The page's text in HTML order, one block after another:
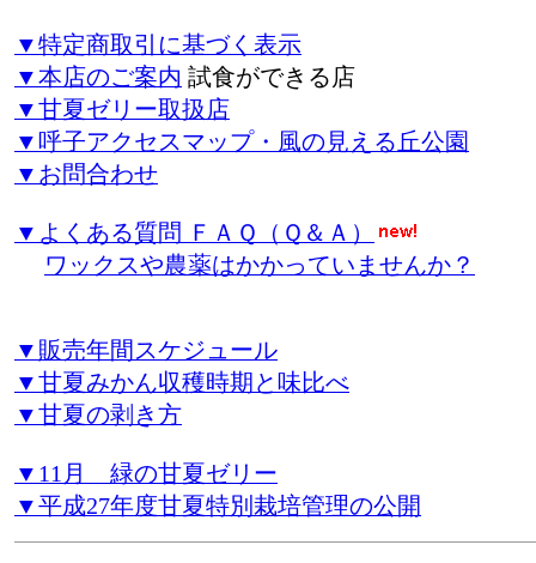
▼特定商取引に基づく表示
▼本店のご案内 試食ができる店
▼甘夏ゼリー取扱店
▼呼子アクセスマップ・風の見える丘公園
▼お問合わせ
▼よくある質問 ＦＡＱ（Ｑ＆Ａ）
ワックスや農薬はかかっていませんか？
▼販売年間スケジュール
▼甘夏みかん収穫時期と味比べ
▼甘夏の剥き方
▼11月 緑の甘夏ゼリー
▼平成27年度甘夏特別栽培管理の公開